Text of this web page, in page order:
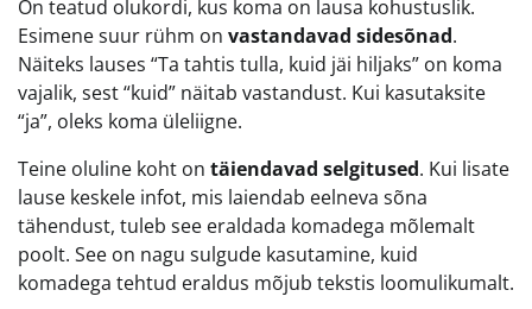
On teatud olukordi, kus koma on lausa kohustuslik.
Esimene suur rühm on vastandavad sidesõnad.
Näiteks lauses “Ta tahtis tulla, kuid jäi hiljaks” on koma
vajalik, sest “kuid” näitab vastandust. Kui kasutaksite
“ja”, oleks koma üleliigne.
Teine oluline koht on täiendavad selgitused. Kui lisate
lause keskele infot, mis laiendab eelneva sõna
tähendust, tuleb see eraldada komadega mõlemalt
poolt. See on nagu sulgude kasutamine, kuid
komadega tehtud eraldus mõjub tekstis loomulikumalt.